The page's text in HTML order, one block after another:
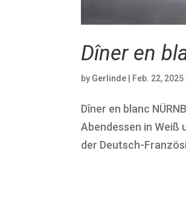
Dîner en
by Gerlinde Feb. 22, 2025
Dîner en blanc
Abendessen in Weiß
der Deutsch-